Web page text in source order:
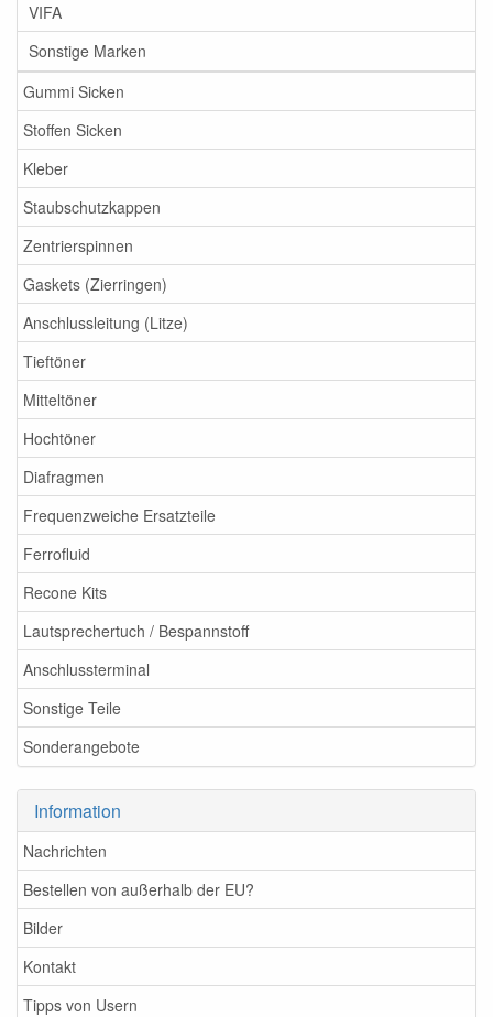
VIFA
Sonstige Marken
Gummi Sicken
Stoffen Sicken
Kleber
Staubschutzkappen
Zentrierspinnen
Gaskets (Zierringen)
Anschlussleitung (Litze)
Tieftöner
Mitteltöner
Hochtöner
Diafragmen
Frequenzweiche Ersatzteile
Ferrofluid
Recone Kits
Lautsprechertuch / Bespannstoff
Anschlussterminal
Sonstige Teile
Sonderangebote
Information
Nachrichten
Bestellen von außerhalb der EU?
Bilder
Kontakt
Tipps von Usern